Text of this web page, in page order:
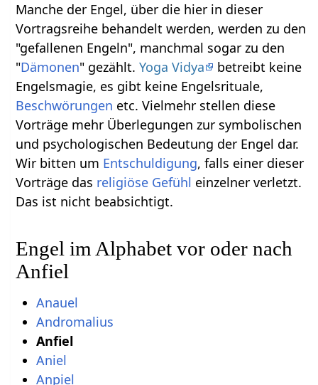
Manche der Engel, über die hier in dieser
Vortragsreihe behandelt werden, werden zu den
"gefallenen Engeln", manchmal sogar zu den
"Dämonen" gezählt.Yoga Vidya
betreibt keine
Engelsmagie, es gibt keine Engelsrituale,
Beschwörungen etc. Vielmehr stellen diese
Vorträge mehr Überlegungen zur symbolischen
und psychologischen Bedeutung der Engel dar.
Wir bitten um Entschuldigung, falls einer dieser
Vorträge das religiöse Gefühl einzelner verletzt.
Das ist nicht beabsichtigt.
Engel im Alphabet vor oder nach
Anfiel
Anauel
Andromalius
Anfiel
Aniel
Anpiel